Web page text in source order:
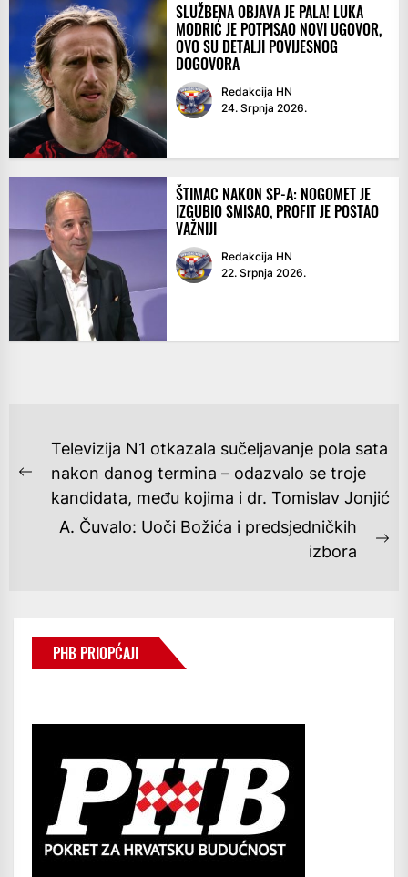
SLUŽBENA OBJAVA JE PALA! LUKA
MODRIĆ JE POTPISAO NOVI UGOVOR,
OVO SU DETALJI POVIJESNOG
DOGOVORA
Redakcija HN
24. Srpnja 2026.
ŠTIMAC NAKON SP-A: NOGOMET JE
IZGUBIO SMISAO, PROFIT JE POSTAO
VAŽNIJI
Redakcija HN
22. Srpnja 2026.
NAVIGACIJA
OBJAVA
Previous
post:
Televizija N1 otkazala sučeljavanje pola sata
nakon danog termina – odazvalo se troje
kandidata, među kojima i dr. Tomislav Jonjić
A. Čuvalo: Uoči Božića i predsjedničkih
izbora
PHB PRIOPĆAJI